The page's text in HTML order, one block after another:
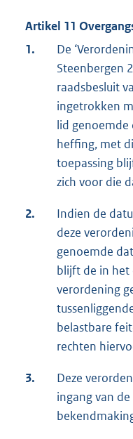
Artikel 11
1.
De
Steenbergen
raadsbesluit
ingetrokken
lid genoemde
heffing, met
toepassing
zich voor die
2.
Indien de
deze
genoemde
blijft de in het
verordening
belastbare
rechten
3.
Deze
ingang van